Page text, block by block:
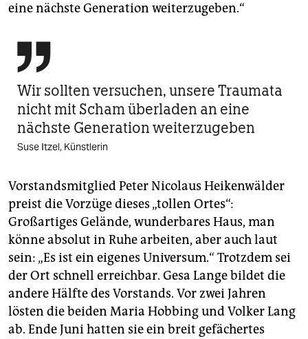
eine nächste Generation weiterzugeben.“

Wir sollten versuchen, unsere Traumata
nicht mit Scham überladen an eine
nächste Generation weiterzugeben
Suse Itzel, Künstlerin
Vorstandsmitglied Peter Nicolaus Heikenwälder
preist die Vorzüge dieses „tollen Ortes“:
Großartiges Gelände, wunderbares Haus, man
könne absolut in Ruhe arbeiten, aber auch laut
sein: „Es ist ein eigenes Universum.“ Trotzdem sei
der Ort schnell erreichbar. Gesa Lange bildet die
andere Hälfte des Vorstands. Vor zwei Jahren
lösten die beiden Maria Hobbing und Volker Lang
ab. Ende Juni hatten sie ein breit gefächertes